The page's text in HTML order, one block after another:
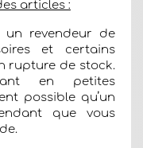
articles :
revendeur de
et certains
rupture de stock.
en petites
possible qu’un
que vous